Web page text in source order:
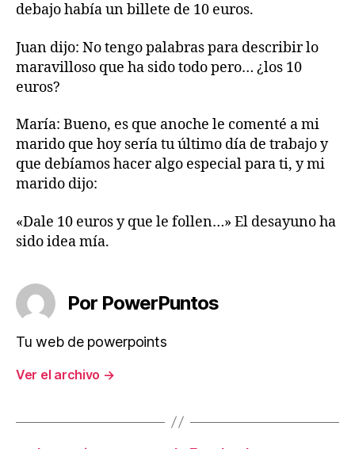
debajo había un billete de 10 euros.
Juan dijo: No tengo palabras para describir lo
maravilloso que ha sido todo pero… ¿los 10
euros?
María: Bueno, es que anoche le comenté a mi
marido que hoy sería tu último día de trabajo y
que debíamos hacer algo especial para ti, y mi
marido dijo:
«Dale 10 euros y que le follen…» El desayuno ha
sido idea mía.
Por PowerPuntos
Tu web de powerpoints
Ver el archivo →